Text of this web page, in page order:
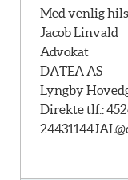
Med venlig
Jacob Linvald
Advokat
DATEA AS
Lyngby
Direkte tlf.:
24431144